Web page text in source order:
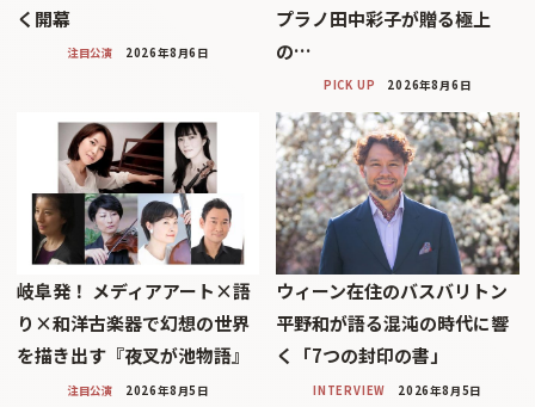
く開幕
注目公演 2026年8月6日
プラノ田中彩子が贈る極上
の…
PICK UP 2026年8月6日
岐阜発！ メディアアート×語
り×和洋古楽器で幻想の世界
を描き出す『夜叉が池物語』
注目公演 2026年8月5日
ウィーン在住のバスバリトン
平野和が語る混沌の時代に響
く「7つの封印の書」
INTERVIEW 2026年8月5日